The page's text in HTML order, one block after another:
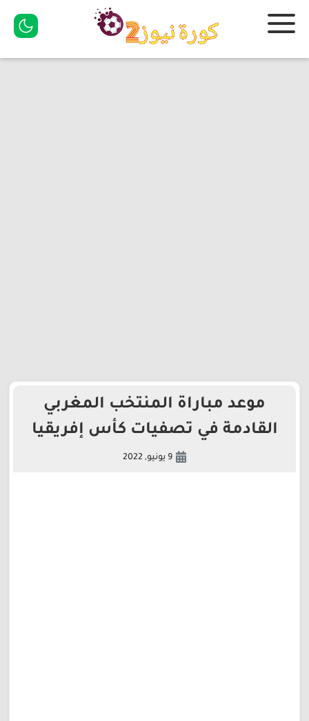
موعد مباراة المنتخب المغربي
القادمة في تصفيات كأس إفريقيا
9 يونيو, 2022